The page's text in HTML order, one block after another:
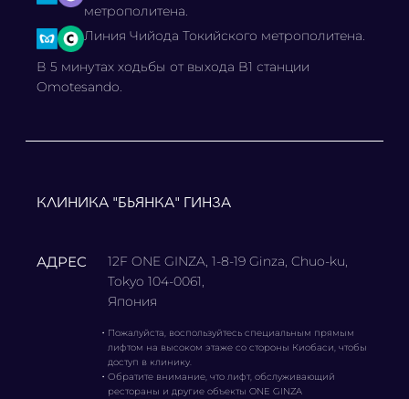
метрополитена.
Линия Чийода Токийского метрополитена.
В 5 минутах ходьбы от выхода B1 станции
Omotesando.
КЛИНИКА "БЬЯНКА" ГИНЗА
АДРЕС
12F ONE GINZA, 1-8-19 Ginza, Chuo-ku,
Tokyo 104-0061,
Япония
・ Пожалуйста, воспользуйтесь специальным прямым
лифтом на высоком этаже со стороны Киобаси, чтобы
доступ в клинику.
・ Обратите внимание, что лифт, обслуживающий
рестораны и другие объекты ONE GINZA